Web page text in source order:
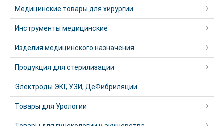
Медицинские товары для хирургии
Инструменты медицинские
Изделия медицинского назначения
Продукция для стерилизации
Электроды ЭКГ, УЗИ, ДеФибриляции
Товары для Урологии